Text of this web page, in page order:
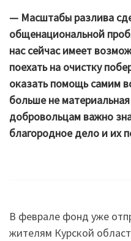
— Масштабы разлива
общенациональной
нас сейчас имеет
поехать на очистку
оказать помощь самим
больше не
добровольцам важно
благородное дело и их
В феврале фонд уже
жителям Курской